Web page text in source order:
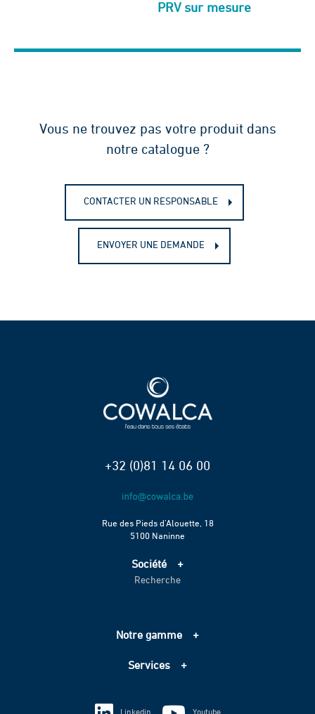
PRV sur mesure
Vous ne trouvez pas votre produit dans
notre catalogue ?
CONTACTER UN RESPONSABLE
ENVOYER UNE DEMANDE
+32 (0)81 14 06 00
Rue des Pieds d’Alouette, 18
5100 Naninne
Société
Accueil
Échelle de performance CO2
Recherche
Notre gamme
Assainissement
Techniques spéciales
Services
Information sur les cookies